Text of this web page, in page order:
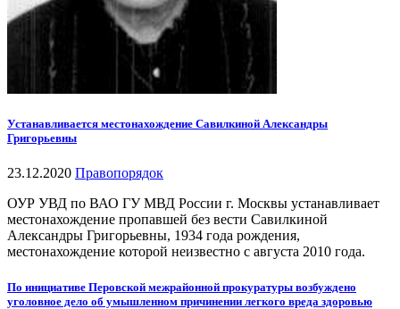
Устанавливается местонахождение Савилкиной Александры
Григорьевны
23.12.2020 Правопорядок
ОУР УВД по ВАО ГУ МВД России г. Москвы устанавливает
местонахождение пропавшей без вести Савилкиной
Александры Григорьевны, 1934 года рождения,
местонахождение которой неизвестно с августа 2010 года.
По инициативе Перовской межрайонной прокуратуры возбуждено
уголовное дело об умышленном причинении легкого вреда здоровью